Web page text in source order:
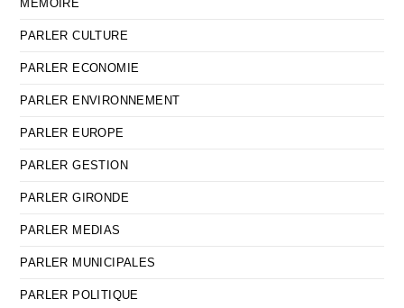
MEMOIRE
PARLER CULTURE
PARLER ECONOMIE
PARLER ENVIRONNEMENT
PARLER EUROPE
PARLER GESTION
PARLER GIRONDE
PARLER MEDIAS
PARLER MUNICIPALES
PARLER POLITIQUE